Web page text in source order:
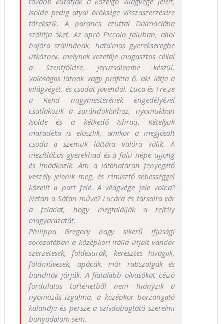
Isolde pedig atyai öröksége visszaszerzésére
törekszik. A parancs ezúttal Dalmáciába
szólítja őket. Az apró Piccolo faluban, ahol
hajóra szállnának, hatalmas gyerekseregbe
ütköznek, melynek vezetője magasztos céllal
a Szentföldre, Jeruzsálembe készül.
Valóságos látnok vagy próféta ő, aki látja a
világvégét, és csodát jövendöl. Luca és Freize
a Rend nagymesterének engedélyével
csatlakozik a zarándoklathoz, nyomukban
Isolde és a kétkedő Ishraq. Kételyük
maradéka is eloszlik, amikor a megjósolt
csoda a szemük láttára valóra válik. A
mezítlábas gyerekhad és a falu népe ujjong
és imádkozik. Ám a látóhatáron fenyegető
veszély jelenik meg, és rémisztő sebességgel
közelít a part felé. A világvége jele volna?
Netán a Sátán műve? Lucára és társaira vár
a feladat, hogy megtalálják a rejtély
magyarázatát.
Philippa Gregory nagy sikerű ifjúsági
sorozatában a középkori Itália útjait vándor
szerzetesek, földesurak, keresztes lovagok,
földművesek, apácák, mór rabszolgák és
banditák járják. A fiatalabb olvasókat célzó
fordulatos történetből nem hiányzik a
nyomozás izgalma, a középkor borzongató
kalandja és persze a szívdobogtató szerelmi
bonyodalom sem.